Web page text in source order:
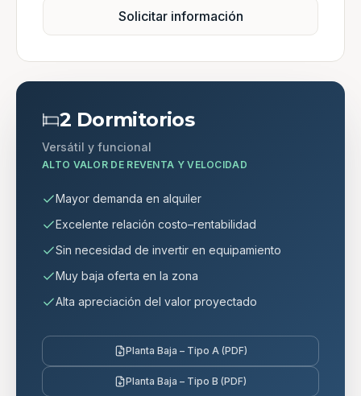
Solicitar información
2 Dormitorios
Versátil y funcional
ALTO VALOR DE REVENTA Y VELOCIDAD
Mayor demanda en alquiler
Excelente relación costo–rentabilidad
Sin necesidad de invertir en equipamiento
Muy baja oferta en la zona
Alta apreciación del valor proyectado
Planta Baja – Tipo A (PDF)
Planta Baja – Tipo B (PDF)